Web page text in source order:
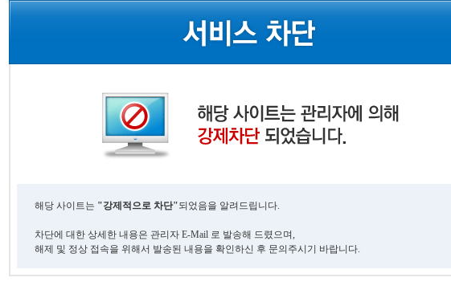
해당 사이트는 "강제적으로 차단"되었음을 알려드립니다.
차단에 대한 상세한 내용은 관리자 E-Mail 로 발송해 드렸으며,
해제 및 정상 접속을 위해서 발송된 내용을 확인하신 후 문의주시기 바랍니다.